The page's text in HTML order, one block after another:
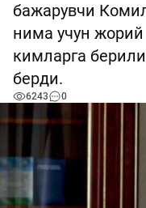
бажарувчи
нима учун
кимларга
берди.
6243 0